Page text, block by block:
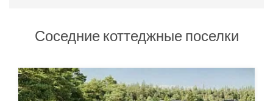
Соседние коттеджные поселки